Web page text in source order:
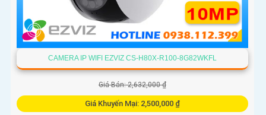
CAMERA IP WIFI EZVIZ CS-H80X-R100-8G82WKFL
Giá Bán: 2,632,000 ₫
Giá Khuyến Mại: 2,500,000 ₫